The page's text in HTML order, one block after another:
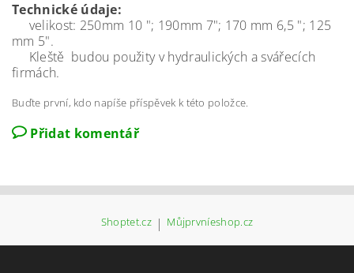
Technické údaje:
velikost: 250mm 10 "; 190mm 7"; 170 mm 6,5 "; 125
mm 5".
Kleště budou použity v hydraulických a svářecích
firmách.
Buďte první, kdo napíše příspěvek k této položce.
Přidat komentář
Shoptet.cz | Můjprvníeshop.cz